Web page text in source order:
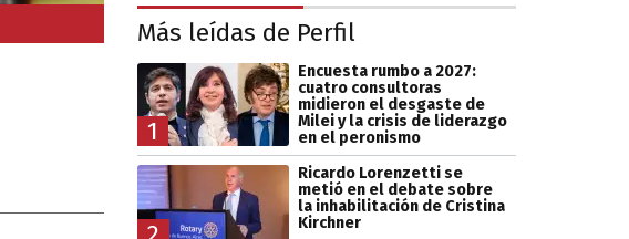
Más leídas de Perfil
1
Encuesta rumbo a 2027:
cuatro consultoras
midieron el desgaste de
Milei y la crisis de liderazgo
en el peronismo
Ricardo Lorenzetti se
metió en el debate sobre
la inhabilitación de Cristina
Kirchner